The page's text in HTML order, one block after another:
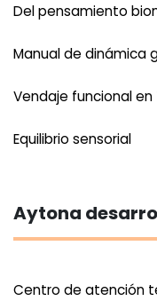
Del pensamiento
Manual de dinámica
Vendaje funcional
Equilibrio sensorial
Aytona
Centro de atención